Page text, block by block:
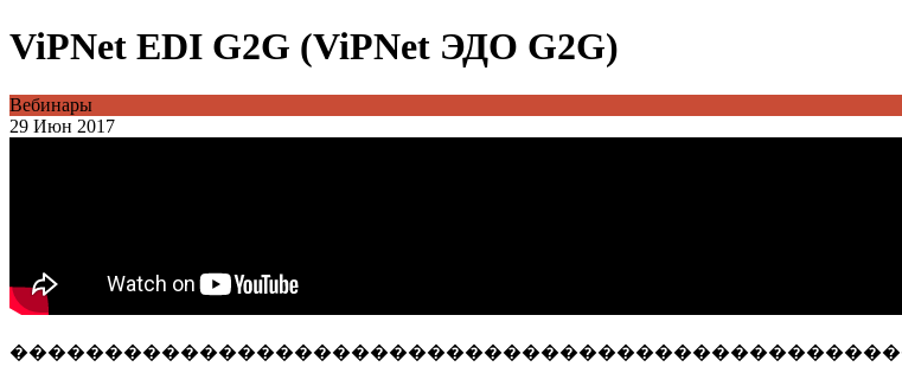
ViPNet EDI G2G (ViPNet ЭДО G2G)
Вебинары
29 Июн 2017